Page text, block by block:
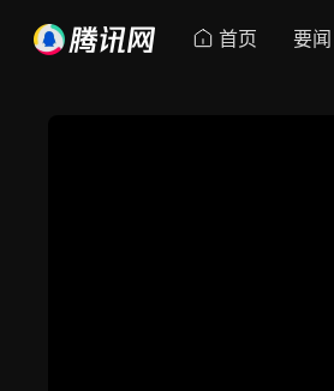
首页 要闻